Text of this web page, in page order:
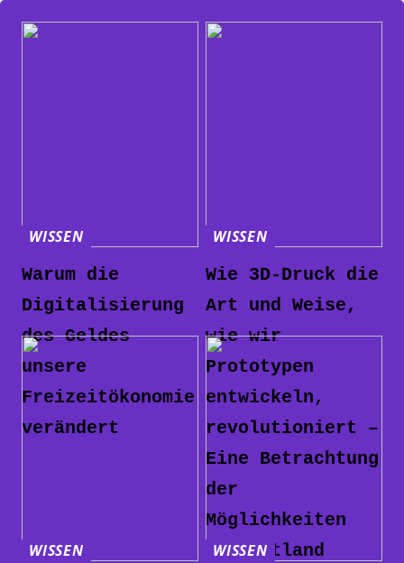
WISSEN
Warum die
Digitalisierung
des Geldes
unsere
Freizeitökonomie
verändert
WISSEN
Wie 3D-Druck die
Art und Weise,
wie wir
Prototypen
entwickeln,
revolutioniert –
Eine Betrachtung
der
Möglichkeiten
bei Botland
WISSEN WISSEN